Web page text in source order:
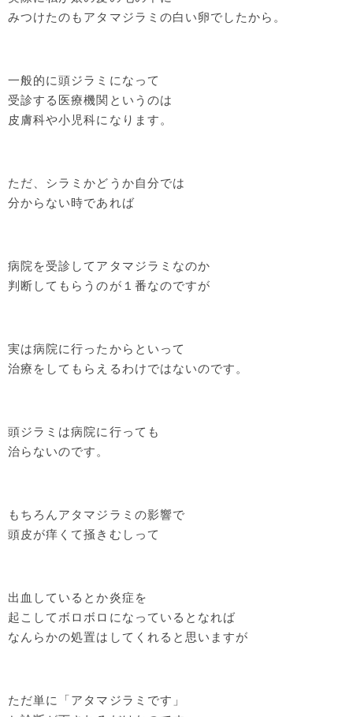
みつけたのもアタマジラミの白い卵でしたから。
一般的に頭ジラミになって
受診する医療機関というのは
皮膚科や小児科になります。
ただ、シラミかどうか自分では
分からない時であれば
病院を受診してアタマジラミなのか
判断してもらうのが１番なのですが
実は病院に行ったからといって
治療をしてもらえるわけではないのです。
頭ジラミは病院に行っても
治らないのです。
もちろんアタマジラミの影響で
頭皮が痒くて掻きむしって
出血しているとか炎症を
起こしてボロボロになっているとなれば
なんらかの処置はしてくれると思いますが
ただ単に「アタマジラミです」